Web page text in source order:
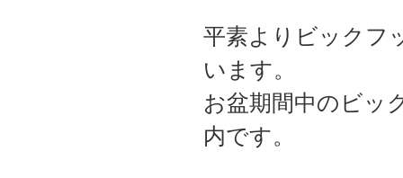
平素よりビックフ
います。
お盆期間中のビッ
内です。